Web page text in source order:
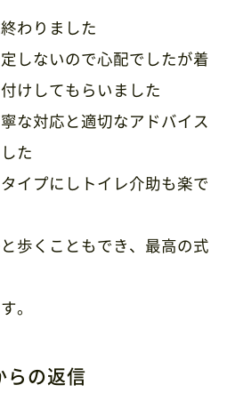
わりました
しないので心配でしたが着
けしてもらいました
な対応と適切なアドバイス
た
イプにしトイレ介助も楽で
歩くこともでき、最高の式
。
らの返信